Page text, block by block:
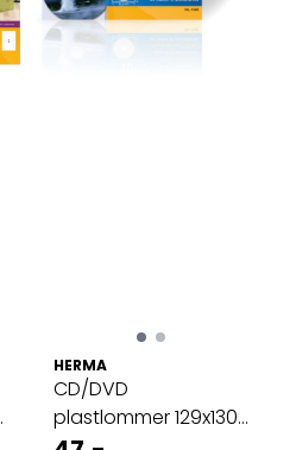
HERMA
CD/DVD
plastlommer 129x130